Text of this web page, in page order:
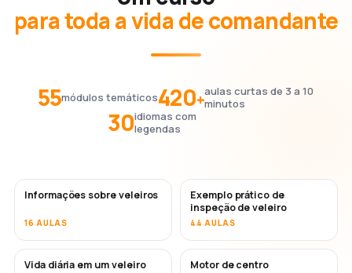
para toda a vida de comandante
55módulos temáticos420+aulas curtas de 3 a 10
minutos
30idiomas com
legendas
Informações sobre veleiros
16 AULAS
Exemplo prático de
inspeção de veleiro
44 AULAS
Vida diária em um veleiro Motor de centro